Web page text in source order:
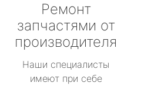
Ремонт
запчастями от
производителя
Наши специалисты
имеют при себе